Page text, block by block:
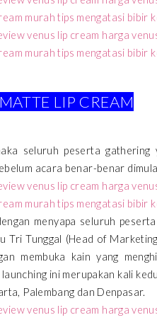
LIP CREAM
seluruh peserta
acara benar-benar
menyapa seluruh
Tri Tunggal (Head of
membuka kain yang
ini merupakan kali
Palembang dan Denpasar.